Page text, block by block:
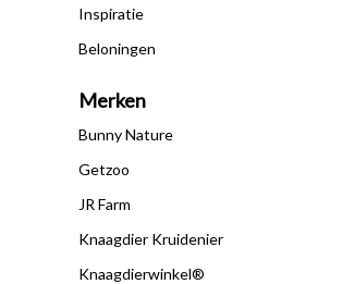
Inspiratie
Beloningen
Merken
Bunny Nature
Getzoo
JR Farm
Knaagdier Kruidenier
Knaagdierwinkel®